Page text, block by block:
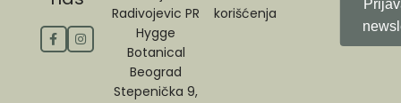
Radivojevic PR
Hygge
Botanical
Beograd
Stepenička 9,
korišćenja